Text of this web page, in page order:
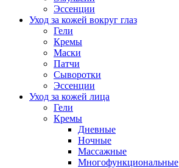
Эссенции
Уход за кожей вокруг глаз
Гели
Кремы
Маски
Патчи
Сыворотки
Эссенции
Уход за кожей лица
Гели
Кремы
Дневные
Ночные
Массажные
Многофункциональные